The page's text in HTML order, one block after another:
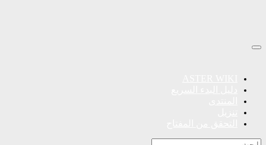
ASTER WIKI
دليل البدء السريع
المنتدى
تنزيل
التحقق من المفتاح